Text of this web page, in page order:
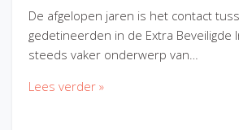
De afgelopen jaren is het contact
gedetineerden in de Extra Beveiligde
steeds vaker onderwerp van…
Lees verder »